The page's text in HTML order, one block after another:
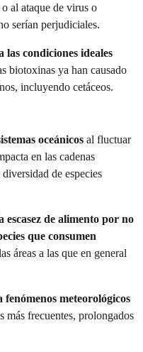
al ataque de virus o
serían perjudiciales.
las condiciones ideales
biotoxinas ya han causado
incluyendo cetáceos.
oceánicos al fluctuar
en las cadenas
de especies
de alimento por no
que consumen
áreas a las que en general
fenómenos meteorológicos
más frecuentes, prolongados